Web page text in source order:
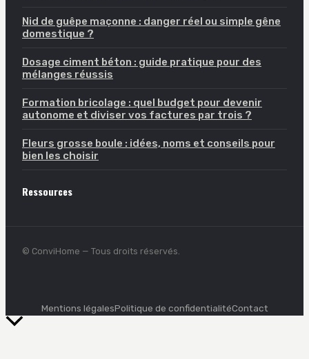
Nid de guêpe maçonne : danger réel ou simple gêne
domestique ?
Dosage ciment béton : guide pratique pour des
mélanges réussis
Formation bricolage : quel budget pour devenir
autonome et diviser vos factures par trois ?
Fleurs grosse boule : idées, noms et conseils pour
bien les choisir
Ressources
© ConviHome — Tous droits réservés.
Mentions légalesPolitique de confidentialitéContact